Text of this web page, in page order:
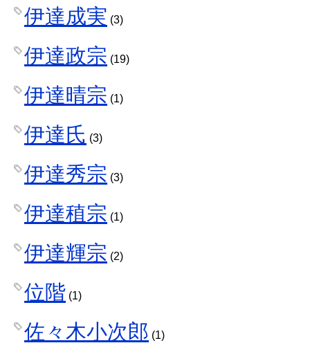
伊達成実 (3)
伊達政宗 (19)
伊達晴宗 (1)
伊達氏 (3)
伊達秀宗 (3)
伊達稙宗 (1)
伊達輝宗 (2)
位階 (1)
佐々木小次郎 (1)